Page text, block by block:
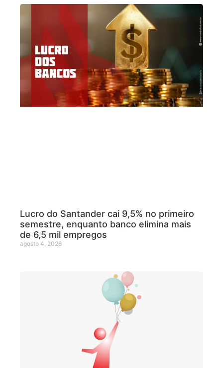
Lucro do Santander cai 9,5% no primeiro
semestre, enquanto banco elimina mais
de 6,5 mil empregos
agosto 4, 2026